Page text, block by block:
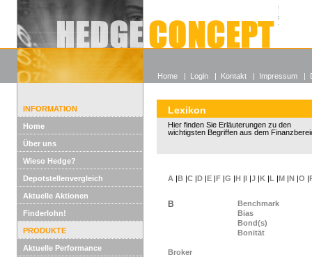
Alle
Wieso
INFORMATION
Home
Über uns
Wieso Hedge?
Depotstellenvergleich
Aktuelle Aktionen
Finderlohn!
PRODUKTE
Aktuelle Performance
Lexikon
Hier finden Sie Erläuterungen zu den
wichtigsten Begriffen aus dem
A |B |C |D |E |F |G |H |I |J |K |L |M |N |O |
B
Benchmark
Bias
Bond(s)
Bonität
Broker
Home | Login | Kontakt | Impressum |